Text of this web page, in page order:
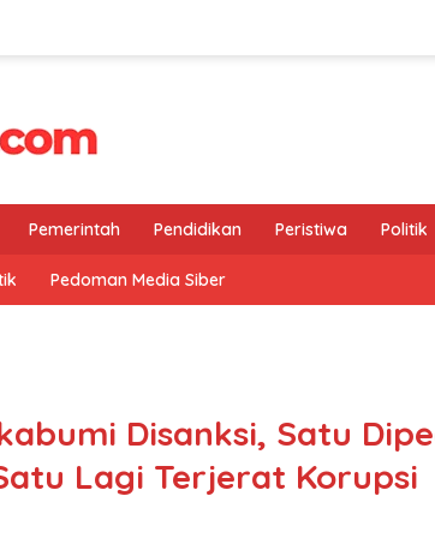
Pemerintah Pendidikan Peristiwa Politik
Pedoman Media Siber
Disanksi, Satu
Lagi Terjerat Korupsi